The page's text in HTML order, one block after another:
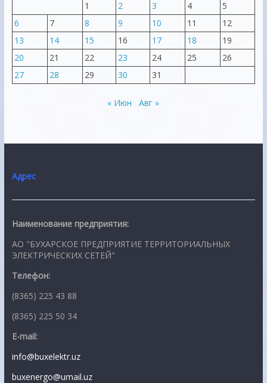
1 2 3 4
5
6
7 8 9 10 11
12
13
14 15 16 17 18
19
20
21 22 23 24 25
26
27
28 29 30 31
« Июн Авг »
Адрес
Наименование предприятия:
АО "БУХАРСКОЕ ПРЕДПРИЯТИЕ ТЕРРИТОРИАЛЬНЫХ
ЭЛЕКТРИЧЕСКИХ СЕТЕЙ"
Телефон:
(8365) 225 43 88
(8365) 225 50 34
E-mail:
info@buxelektr.uz
buxenergo@umail.uz